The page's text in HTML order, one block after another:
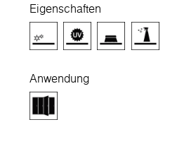
Eigenschaften
Anwendung